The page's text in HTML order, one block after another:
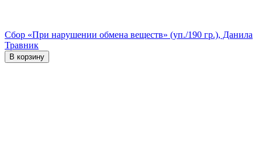
Сбор «При нарушении обмена веществ» (уп./190 гр.), Данила
Травник
В корзину